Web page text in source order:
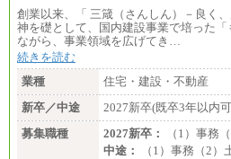
創業以来、「 三箴（さんしん）－良く
神を礎として、国内建設事業で培った
ながら、事業領域を広げてき…
続きを読む
業種
住宅・建設・不動産
新卒／中途
2027新卒(既卒3年以内
募集職種
2027新卒：
（1）事務
中途：
（1）事務（2）